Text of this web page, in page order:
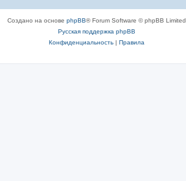
Создано на основе phpBB® Forum Software © phpBB Limited
Русская поддержка phpBB
Конфиденциальность| Правила